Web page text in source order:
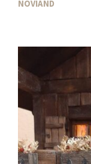
NOVIAND